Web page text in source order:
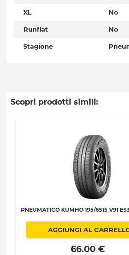
XL No
Runflat No
Stagione
Scopri prodotti simili:
PNEUMATICO KUMHO 195/6515 V91
AGGIUNGI AL
66.00 €